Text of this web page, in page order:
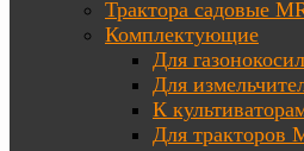
Трактора садовые
Комплектующие
Для
Для
К
Для тракторов